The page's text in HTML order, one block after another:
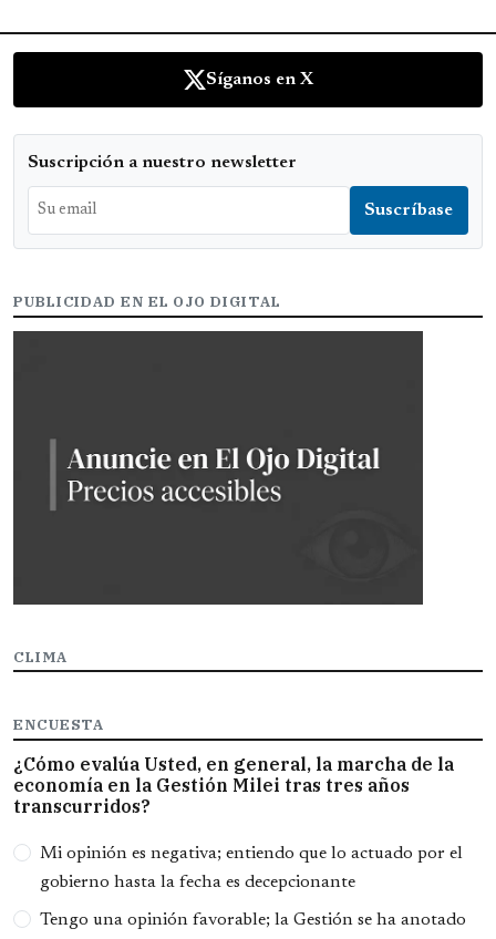
Síganos en X
Suscripción a nuestro newsletter
PUBLICIDAD EN EL OJO DIGITAL
CLIMA
ENCUESTA
¿Cómo evalúa Usted, en general, la marcha de la
economía en la Gestión Milei tras tres años
transcurridos?
Opciones
Mi opinión es negativa; entiendo que lo actuado por el
gobierno hasta la fecha es decepcionante
Tengo una opinión favorable; la Gestión se ha anotado